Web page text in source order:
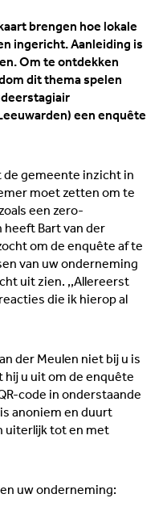
brengen hoe lokale
ingericht. Aanleiding is
Om te ontdekken
dit thema spelen
een enquête
de gemeente inzicht in
moet zetten om te
een zero-
heeft Bart van der
om de enquête af te
van uw onderneming
uit zien. ,,Allereerst
die ik hierop al
der Meulen niet bij u is
hij u uit om de enquête
code in onderstaande
anoniem en duurt
uiterlijk tot en met
uw onderneming: